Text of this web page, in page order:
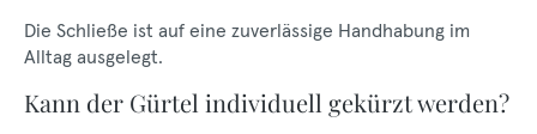
Die Schließe ist auf eine zuverlässige Handhabung im
Alltag ausgelegt.
Kann der Gürtel individuell gekürzt werden?